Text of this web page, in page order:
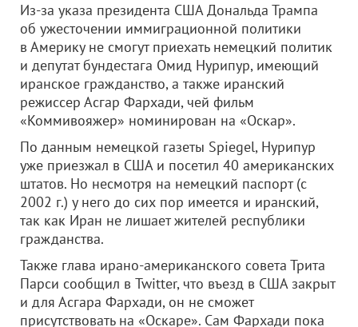
Из-за указа президента США Дональда Трампа
об ужесточении иммиграционной политики
в Америку не смогут приехать немецкий политик
и депутат бундестага Омид Нурипур, имеющий
иранское гражданство, а также иранский
режиссер Асгар Фархади, чей фильм
«Коммивояжер» номинирован на «Оскар».
По данным немецкой газеты Spiegel, Нурипур
уже приезжал в США и посетил 40 американских
штатов. Но несмотря на немецкий паспорт (с
2002 г.) у него до сих пор имеется и иранский,
так как Иран не лишает жителей республики
гражданства.
Также глава ирано-американского совета Трита
Парси сообщил в Twitter, что въезд в США закрыт
и для Асгара Фархади, он не сможет
присутствовать на «Оскаре». Сам Фархади пока